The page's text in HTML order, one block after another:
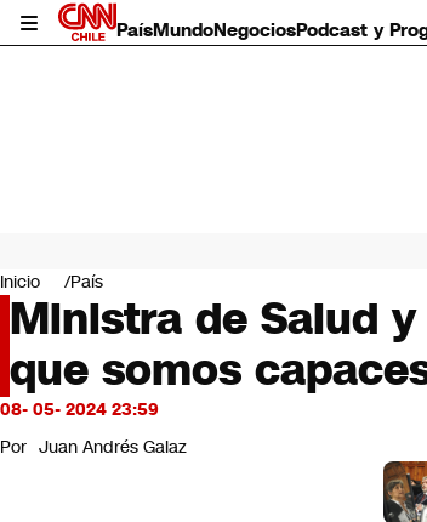
PaísMundoNegociosPodcast y
Mundo
Negocios
Deportes
Programas completos
Cultura
Servicios
Bits
CNN Data
Inicio País
Ministra de Salud
que somos
08- 05- 2024 23:59
Por Juan Andrés Galaz